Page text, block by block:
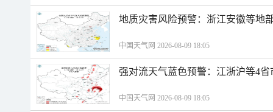
地质灾害风险预警：浙江安徽等地
中国天气网 2026-08-09 18:05
强对流天气蓝色预警：江浙沪等4
中国天气网 2026-08-09 18:05